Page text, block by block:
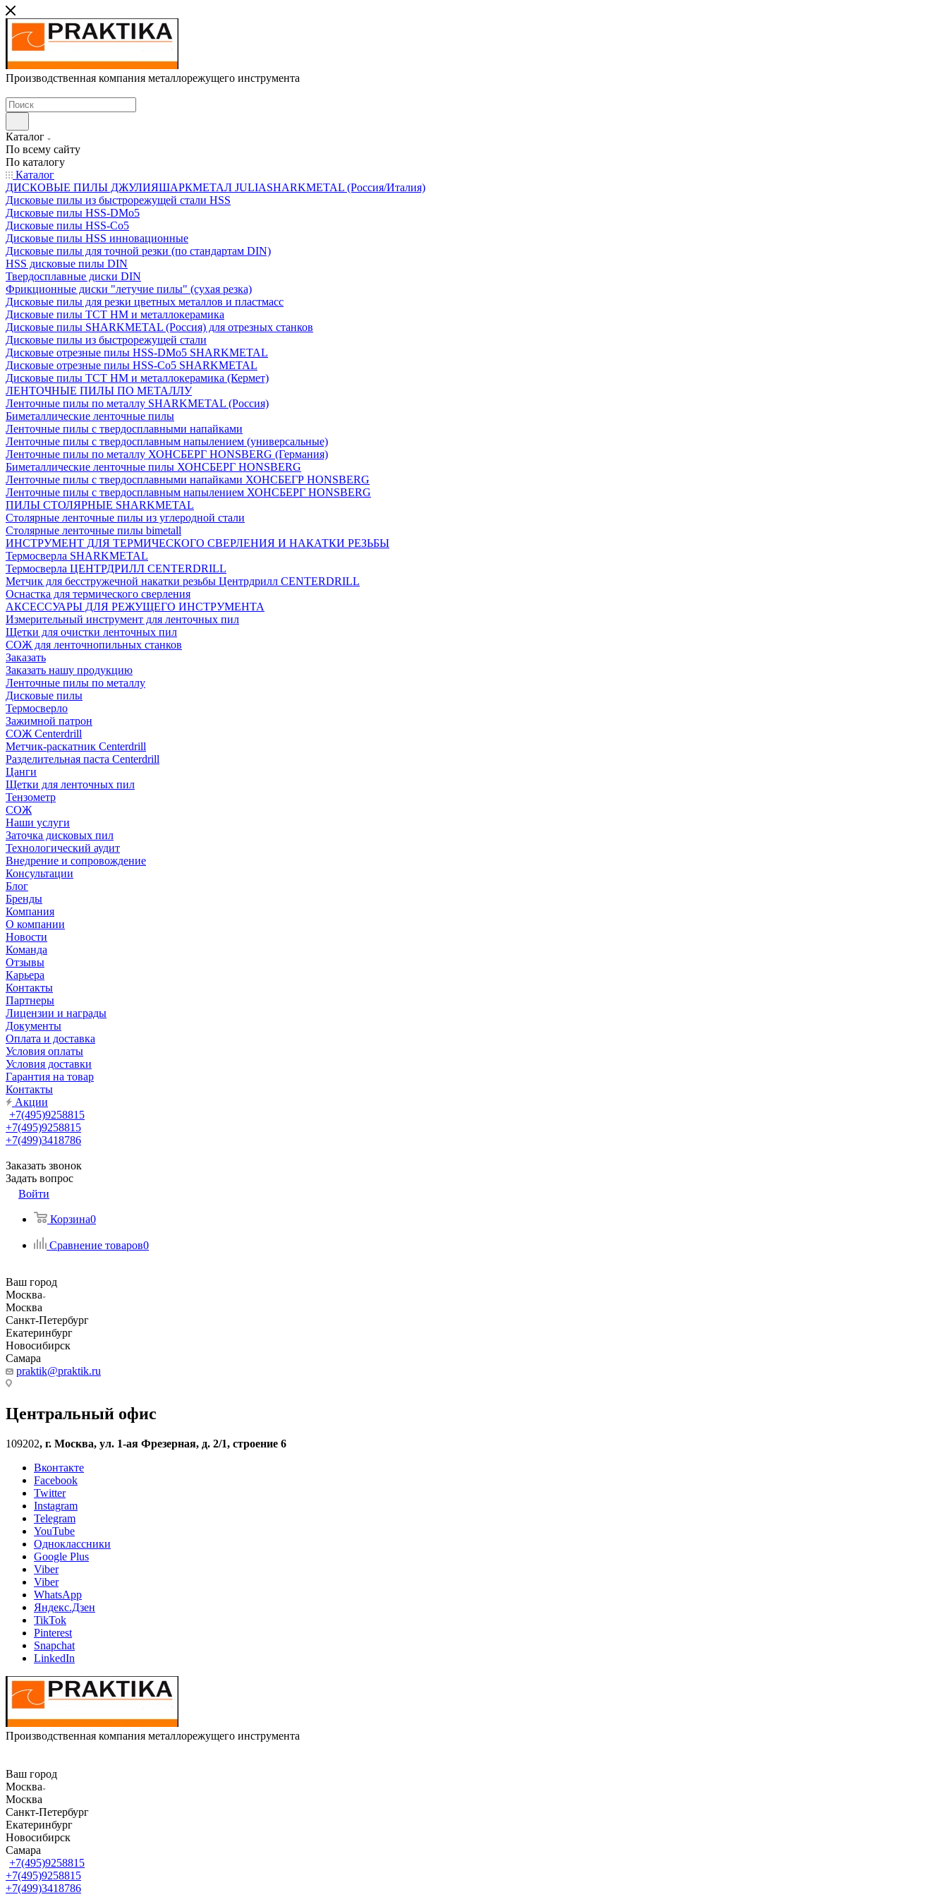
Производственная компания металлорежущего инструмента
Каталог
По всему сайту
По каталогу
Каталог
ДИСКОВЫЕ ПИЛЫ ДЖУЛИЯШАРКМЕТАЛ JULIASHARKMETAL (Россия/Италия)
Дисковые пилы из быстрорежущей стали HSS
Дисковые пилы HSS-DMo5
Дисковые пилы HSS-Co5
Дисковые пилы HSS инновационные
Дисковые пилы для точной резки (по стандартам DIN)
HSS дисковые пилы DIN
Твердосплавные диски DIN
Фрикционные диски "летучие пилы" (сухая резка)
Дисковые пилы для резки цветных металлов и пластмасс
Дисковые пилы ТСТ НМ и металлокерамика
Дисковые пилы SHARKMETAL (Россия) для отрезных станков
Дисковые пилы из быстрорежущей стали
Дисковые отрезные пилы HSS-DMo5 SHARKMETAL
Дисковые отрезные пилы HSS-Co5 SHARKMETAL
Дисковые пилы ТСТ НМ и металлокерамика (Кермет)
ЛЕНТОЧНЫЕ ПИЛЫ ПО МЕТАЛЛУ
Ленточные пилы по металлу SHARKMETAL (Россия)
Биметаллические ленточные пилы
Ленточные пилы с твердосплавными напайками
Ленточные пилы с твердосплавным напылением (универсальные)
Ленточные пилы по металлу ХОНСБЕРГ HONSBERG (Германия)
Биметаллические ленточные пилы ХОНСБЕРГ HONSBERG
Ленточные пилы с твердосплавными напайками ХОНСБЕГР HONSBERG
Ленточные пилы с твердосплавным напылением ХОНСБЕРГ HONSBERG
ПИЛЫ СТОЛЯРНЫЕ SHARKMETAL
Столярные ленточные пилы из углеродной стали
Столярные ленточные пилы bimetall
ИНСТРУМЕНТ ДЛЯ ТЕРМИЧЕСКОГО СВЕРЛЕНИЯ И НАКАТКИ РЕЗЬБЫ
Термосверла SHARKMETAL
Термосверла ЦЕНТРДРИЛЛ CENTERDRILL
Метчик для бесстружечной накатки резьбы Центрдрилл CENTERDRILL
Оснастка для термического сверления
АКСЕССУАРЫ ДЛЯ РЕЖУЩЕГО ИНСТРУМЕНТА
Измерительный инструмент для ленточных пил
Щетки для очистки ленточных пил
СОЖ для ленточнопильных станков
Заказать
Заказать нашу продукцию
Ленточные пилы по металлу
Дисковые пилы
Термосверло
Зажимной патрон
СОЖ Centerdrill
Метчик-раскатник Centerdrill
Разделительная паста Centerdrill
Цанги
Щетки для ленточных пил
Тензометр
СОЖ
Наши услуги
Заточка дисковых пил
Технологический аудит
Внедрение и сопровождение
Консультации
Блог
Бренды
Компания
О компании
Новости
Команда
Отзывы
Карьера
Контакты
Партнеры
Лицензии и награды
Документы
Оплата и доставка
Условия оплаты
Условия доставки
Гарантия на товар
Контакты
Акции
+7(495)9258815
+7(495)9258815
+7(499)3418786
Заказать звонок
Задать вопрос
Войти
Корзина0
Сравнение товаров0
Ваш город
Москва
Москва
Санкт-Петербург
Екатеринбург
Новосибирск
Самара
praktik@praktik.ru
Центральный офис
109202, г. Москва, ул. 1-ая Фрезерная, д. 2/1, строение 6
Вконтакте
Facebook
Twitter
Instagram
Telegram
YouTube
Одноклассники
Google Plus
Viber
Viber
WhatsApp
Яндекс.Дзен
TikTok
Pinterest
Snapchat
LinkedIn
Производственная компания металлорежущего инструмента
Ваш город
Москва
Москва
Санкт-Петербург
Екатеринбург
Новосибирск
Самара
+7(495)9258815
+7(495)9258815
+7(499)3418786